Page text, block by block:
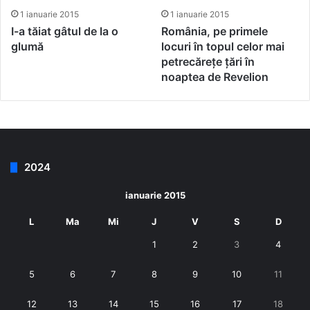
1 ianuarie 2015
I-a tăiat gâtul de la o
glumă
1 ianuarie 2015
România, pe primele
locuri în topul celor mai
petrecărețe țări în
noaptea de Revelion
2024
ianuarie 2015
L Ma Mi J V S D
1 2 3 4
5 6 7 8 9 10 11
12 13 14 15 16 17 18